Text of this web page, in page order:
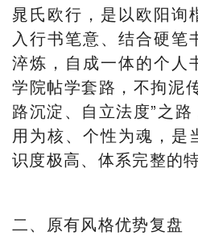
晁氏欧行，是以欧阳询
入行书笔意、结合硬笔
淬炼，自成一体的个人
学院帖学套路，不拘泥
路沉淀、自立法度”之
用为核、个性为魂，是
识度极高、体系完整的
二、原有风格优势复盘